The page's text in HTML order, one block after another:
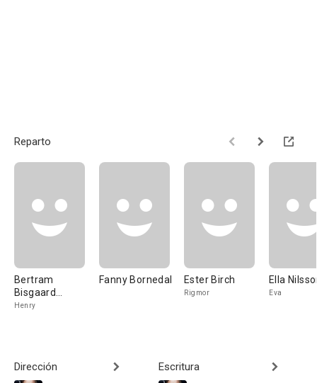
Reparto
Bertram
Bisgaard
Enevoldsen
Henry
Fanny Bornedal Ester Birch
Rigmor
Ella
Eva
Dirección
Escritura